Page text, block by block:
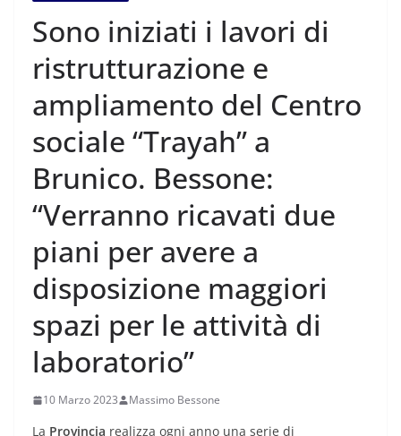
Sono iniziati i lavori di
ristrutturazione e
ampliamento del Centro
sociale “Trayah” a
Brunico. Bessone:
“Verranno ricavati due
piani per avere a
disposizione maggiori
spazi per le attività di
laboratorio”
10 Marzo 2023 Massimo Bessone
La Provincia realizza ogni anno una serie di